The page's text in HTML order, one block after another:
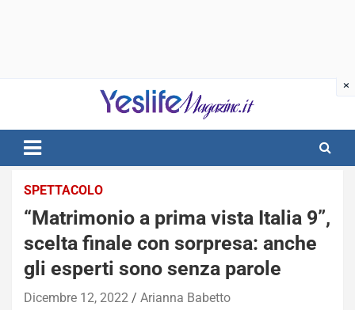
notizie di intrattenimento
SPETTACOLO
“Matrimonio a prima vista Italia 9”,
scelta finale con sorpresa: anche
gli esperti sono senza parole
Dicembre 12, 2022 Arianna Babetto